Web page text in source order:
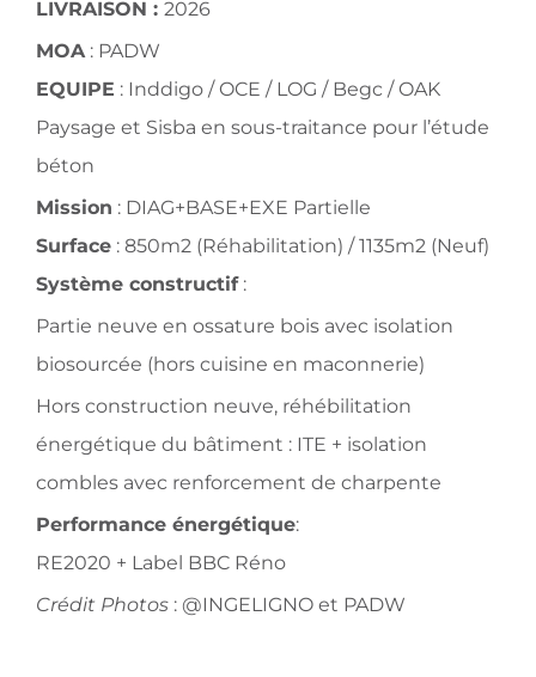
LIVRAISON : 2026
MOA: PADW
EQUIPE : Inddigo/OCE / LOG / Begc /OAK
Paysage et Sisba en sous-traitance pour l’étude
béton
Mission : DIAG+BASE+EXE Partielle
Surface: 850m2 (Réhabilitation) / 1135m2 (Neuf)
Système constructif:
Partie neuve en ossature bois avec isolation
biosourcée (hors cuisine en maconnerie)
Hors construction neuve, réhébilitation
énergétique du bâtiment : ITE + isolation
combles avec renforcement de charpente
Performance énergétique:
RE2020 + Label BBC Réno
Crédit Photos: @INGELIGNO et PADW